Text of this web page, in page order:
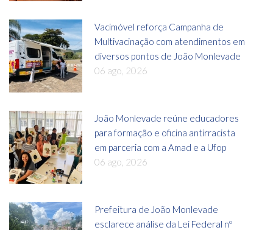
Vacimóvel reforça Campanha de
Multivacinação com atendimentos em
diversos pontos de João Monlevade
06 ago, 2026
João Monlevade reúne educadores
para formação e oficina antirracista
em parceria com a Amad e a Ufop
06 ago, 2026
Prefeitura de João Monlevade
esclarece análise da Lei Federal nº